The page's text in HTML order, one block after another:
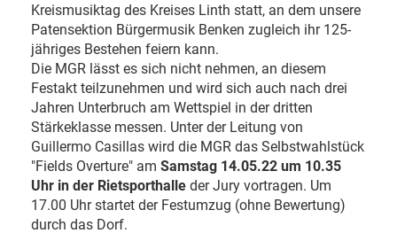
Kreismusiktag des Kreises Linth statt, an dem unsere
Patensektion Bürgermusik Benken zugleich ihr 125-
jähriges Bestehen feiern kann.
Die MGR lässt es sich nicht nehmen, an diesem
Festakt teilzunehmen und wird sich auch nach drei
Jahren Unterbruch am Wettspiel in der dritten
Stärkeklasse messen. Unter der Leitung von
Guillermo Casillas wird die MGR das Selbstwahlstück
"Fields Overture" am Samstag 14.05.22 um 10.35
Uhr in der Rietsporthalle der Jury vortragen. Um
17.00 Uhr startet der Festumzug (ohne Bewertung)
durch das Dorf.